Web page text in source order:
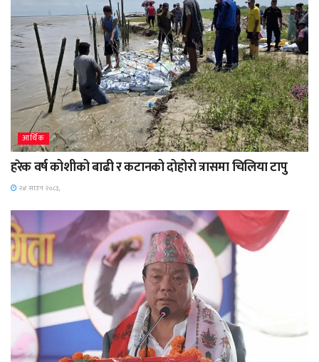
आर्थिक
हरेक वर्ष कोशीको बाढी र कटानको दोहोरो त्रासमा चिलिया टापु
२४ साउन २०८३,